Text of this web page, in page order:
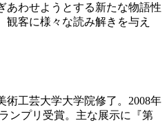
あわせようとする新たな物語性
観客に様々な読み解きを与え
術工芸大学大学院修了。2008年
ンプリ受賞。主な展示に『第